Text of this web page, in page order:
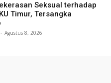
Seksual terhadap
Timur, Tersangka
- Agustus 8, 2026